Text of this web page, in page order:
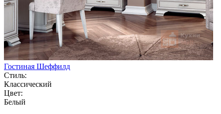
Гостиная Шеффилд
Стиль:
Классический
Цвет:
Белый